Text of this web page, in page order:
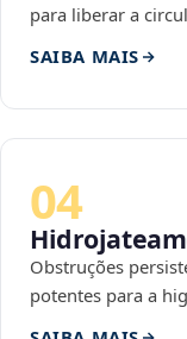
para liberar a
SAIBA MAIS
04
Obstruções
potentes para a